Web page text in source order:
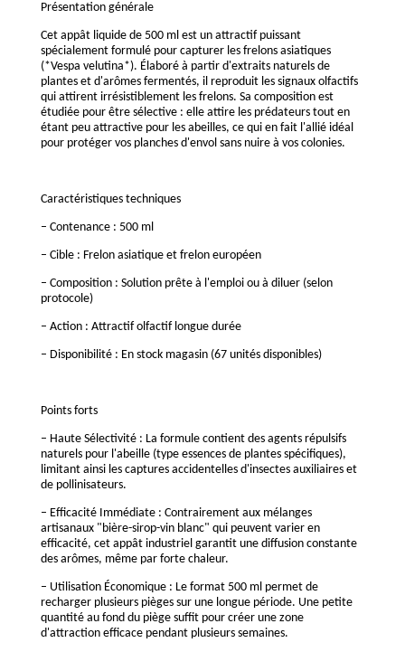
Présentation générale
Cet appât liquide de 500 ml est un attractif puissant
spécialement formulé pour capturer les frelons asiatiques
(*Vespa velutina*). Élaboré à partir d'extraits naturels de
plantes et d'arômes fermentés, il reproduit les signaux olfactifs
qui attirent irrésistiblement les frelons. Sa composition est
étudiée pour être sélective : elle attire les prédateurs tout en
étant peu attractive pour les abeilles, ce qui en fait l'allié idéal
pour protéger vos planches d'envol sans nuire à vos colonies.
Caractéristiques techniques
– Contenance : 500 ml
– Cible : Frelon asiatique et frelon européen
– Composition : Solution prête à l'emploi ou à diluer (selon
protocole)
– Action : Attractif olfactif longue durée
– Disponibilité : En stock magasin (67 unités disponibles)
Points forts
– Haute Sélectivité : La formule contient des agents répulsifs
naturels pour l'abeille (type essences de plantes spécifiques),
limitant ainsi les captures accidentelles d'insectes auxiliaires et
de pollinisateurs.
– Efficacité Immédiate : Contrairement aux mélanges
artisanaux "bière-sirop-vin blanc" qui peuvent varier en
efficacité, cet appât industriel garantit une diffusion constante
des arômes, même par forte chaleur.
– Utilisation Économique : Le format 500 ml permet de
recharger plusieurs pièges sur une longue période. Une petite
quantité au fond du piège suffit pour créer une zone
d'attraction efficace pendant plusieurs semaines.